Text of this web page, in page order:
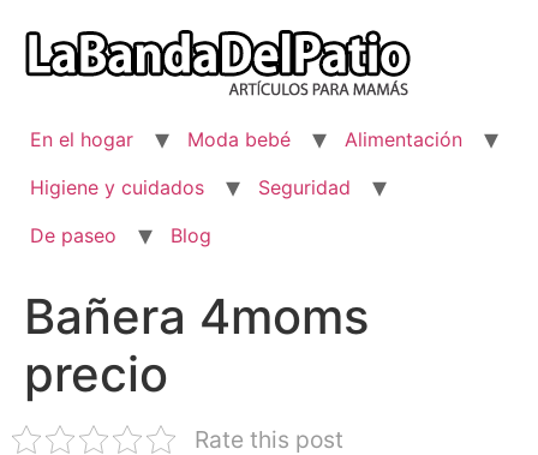
contenido
En el hogar Moda bebé
Alimentación
Higiene y cuidados
Seguridad
De paseo
Blog
Bañera 4moms
precio
Rate this post